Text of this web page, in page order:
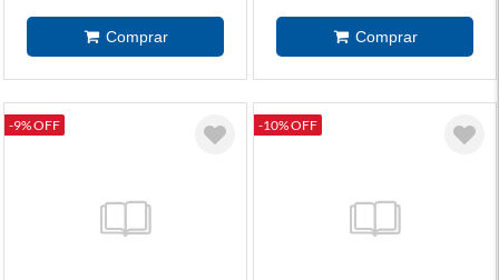
-9% OFF -10% OFF